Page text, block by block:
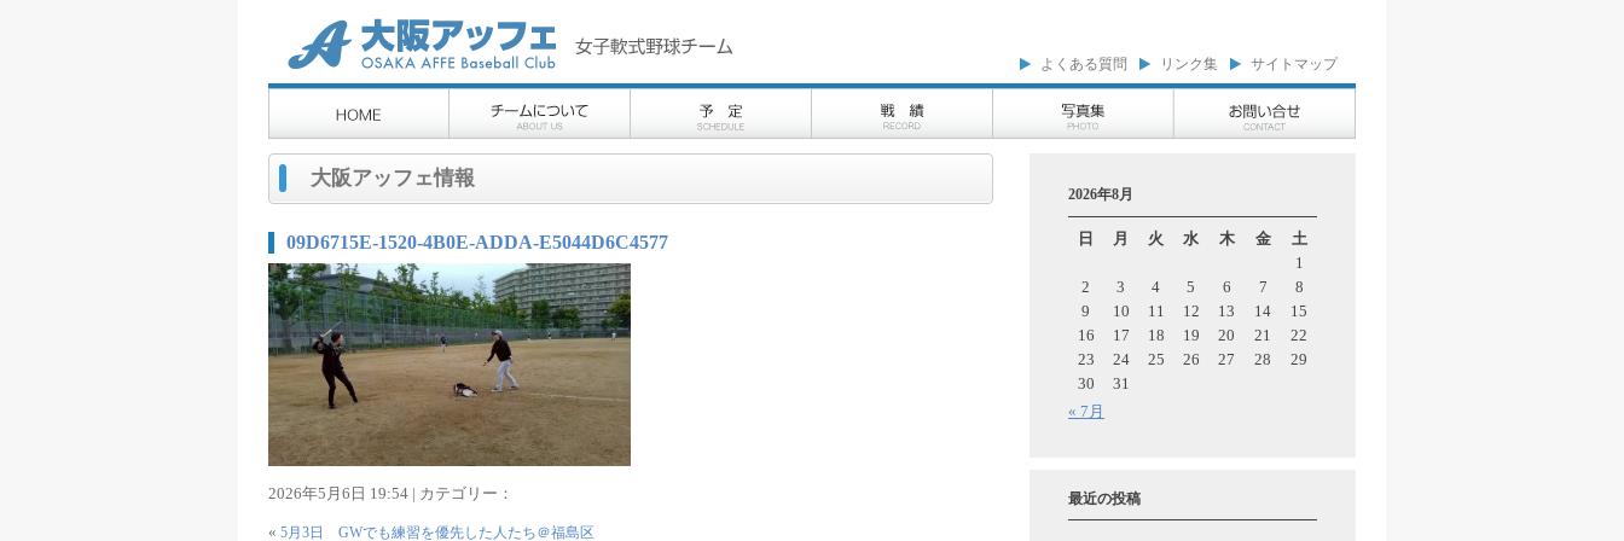
よくある質問 リンク集 サイトマップ
大阪アッフェ情報
09D6715E-1520-4B0E-ADDA-E5044D6C4577
2026年5月6日 19:54 | カテゴリー：
« 5月3日 GWでも練習を優先した人たち＠福島区
2026年8月
日 月 火 水 木 金 土
« 7月
1
2
3 4 5 6 7
8
9
10 11 12 13 14
15
16
17 18 19 20 21
22
23
24 25 26 27 28
29
30
31
最近の投稿